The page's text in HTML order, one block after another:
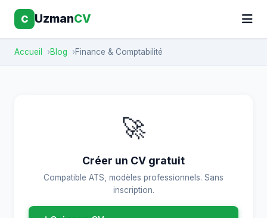
C UzmanCV
Accueil Blog Finance & Comptabilité
🚀
Créer un CV gratuit
Compatible ATS, modèles professionnels. Sans
inscription.